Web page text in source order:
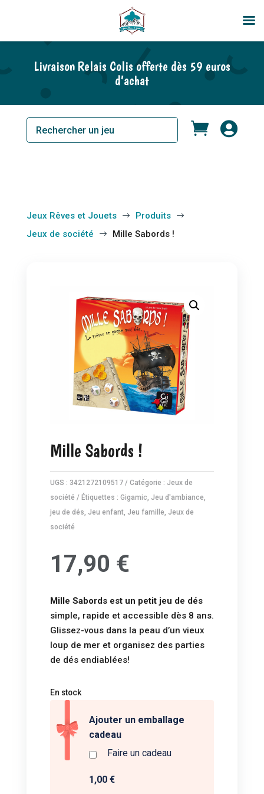
Livraison Relais Colis offerte dès 59 euros
d’achat
 
Jeux Rêves et Jouets $ Produits $
Jeux de société $ Mille Sabords !
Mille Sabords !
UGS : 3421272109517 Catégorie : Jeux de
société
Étiquettes : Gigamic, Jeu d'ambiance,
jeu de dés, Jeu enfant, Jeu famille, Jeux de
société
17,90 €
Mille Sabords est un petit jeu de dés
simple, rapide et accessible dès 8 ans.
Glissez-vous dans la peau d’un vieux
loup de mer et organisez des parties
de dés endiablées!
En stock
Ajouter un emballage
cadeau
Faire un cadeau
1,00 €